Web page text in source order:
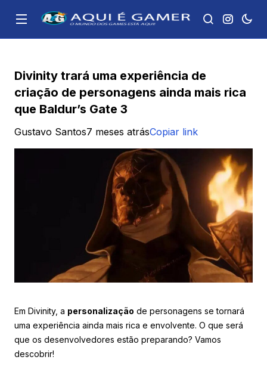
Divinity trará uma experiência de
criação de personagens ainda mais rica
que Baldur’s Gate 3
Gustavo Santos7 meses atrásCopiar link
Em Divinity, a personalização de personagens se tornará
uma experiência ainda mais rica e envolvente. O que será
que os desenvolvedores estão preparando? Vamos
descobrir!